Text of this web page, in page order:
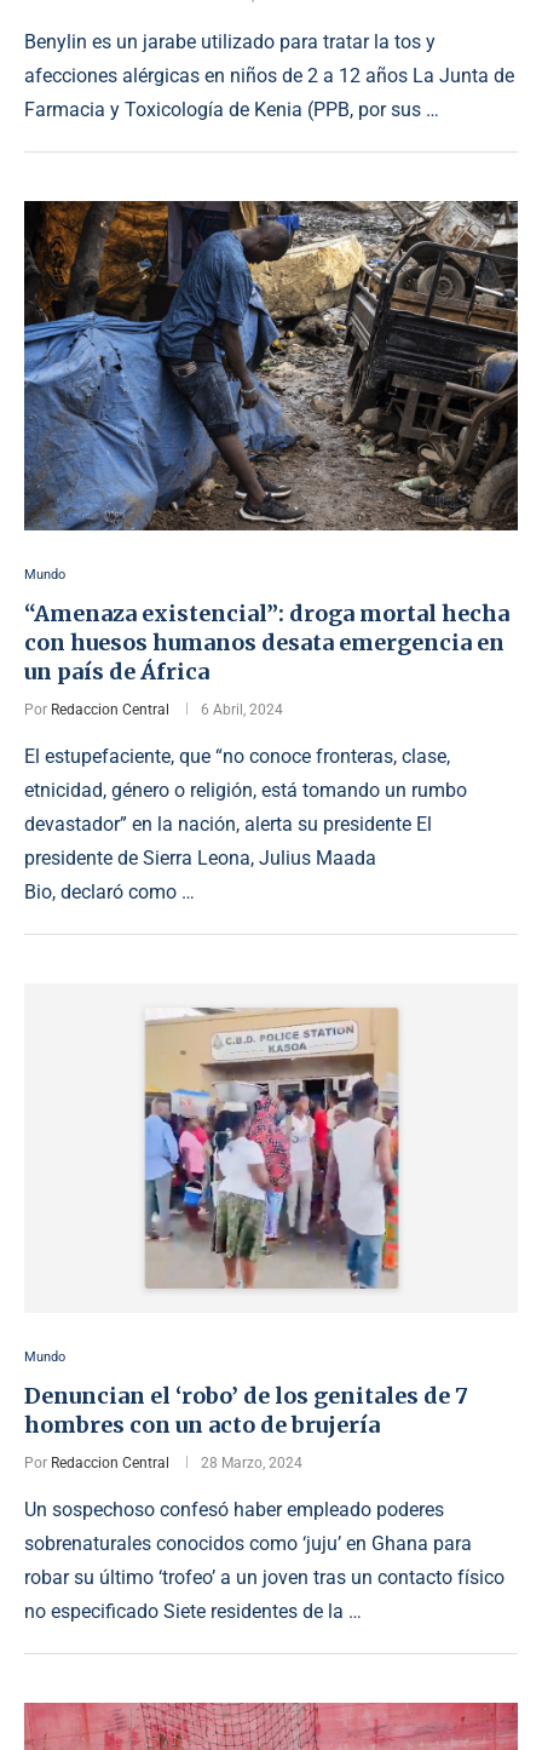
Benylin es un jarabe utilizado para tratar la tos y
afecciones alérgicas en niños de 2 a 12 años La Junta de
Farmacia y Toxicología de Kenia (PPB, por sus …
Mundo
“Amenaza existencial”: droga mortal hecha
con huesos humanos desata emergencia en
un país de África
Por Redaccion Central 6 Abril, 2024
El estupefaciente, que “no conoce fronteras, clase,
etnicidad, género o religión, está tomando un rumbo
devastador” en la nación, alerta su presidente El
presidente de Sierra Leona, Julius Maada
Bio, declaró como …
Mundo
Denuncian el ‘robo’ de los genitales de 7
hombres con un acto de brujería
Por Redaccion Central 28 Marzo, 2024
Un sospechoso confesó haber empleado poderes
sobrenaturales conocidos como ‘juju’ en Ghana para
robar su último ‘trofeo’ a un joven tras un contacto físico
no especificado Siete residentes de la …